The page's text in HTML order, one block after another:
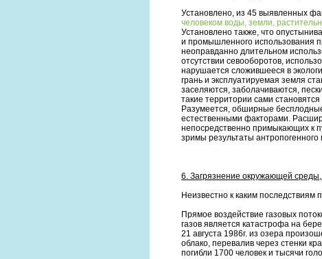
Установлено, из 45 выявленных
человеком воды, земли,
Установлено также, что
и промышленного использования
неоправданно длительном
отсутствии севооборотов,
нарушается сложившееся в
грань и эксплуатируемая земля
заселяются, заболачиваются,
такие территории сами
Разумеется, обширные
естественными факторами.
непосредственно примыкающих к
зримы результаты антропогенного
6. Загрязнение окружающей
Неизвестно к каким
Прямое воздействие газовых
газов является катастрофа на
21 августа 1986г. из озера
облако, перевалив через стенки
погибли 1700 человек и тысячи